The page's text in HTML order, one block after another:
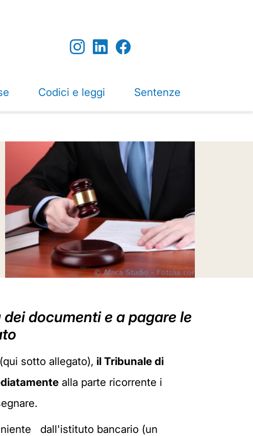
Codici e leggi Sentenze
documenti e a pagare le
sotto allegato), il Tribunale di
alla parte ricorrente i
dall'istituto bancario (un